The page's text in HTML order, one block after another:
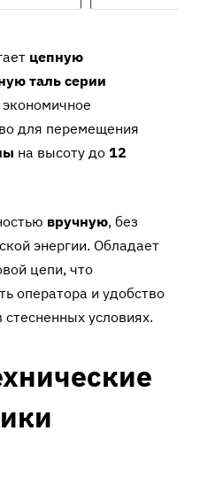
цепную
таль серии
для перемещения
на высоту до 12
вручную, без
энергии. Обладает
цепи, что
оператора и удобство
условиях.